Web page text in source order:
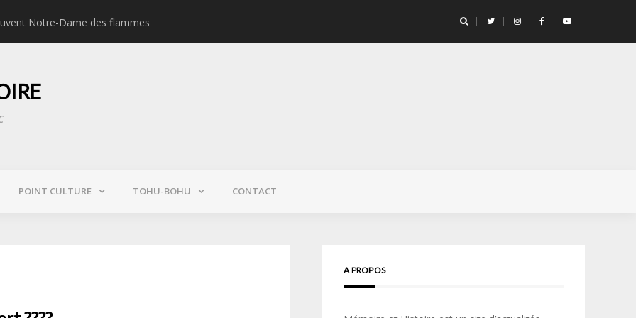
Notre-Dame des flammes « Au GIGN, on s’engage pour la vie… » Confidences d’un opérateur de l’unité d’élite
POINT CULTURE TOHU-BOHU CONTACT
A PROPOS